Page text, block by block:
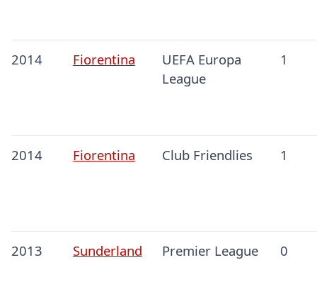
2014 Fiorentina
UEFA Europa
League
1
2014 Fiorentina Club Friendlies 1
2013 Sunderland Premier League 0